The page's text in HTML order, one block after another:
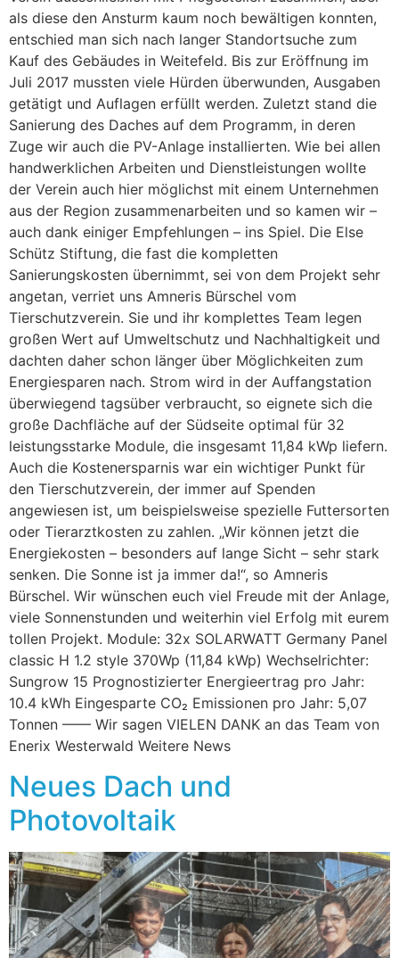
als diese den Ansturm kaum noch bewältigen konnten,
entschied man sich nach langer Standortsuche zum
Kauf des Gebäudes in Weitefeld. Bis zur Eröffnung im
Juli 2017 mussten viele Hürden überwunden, Ausgaben
getätigt und Auflagen erfüllt werden. Zuletzt stand die
Sanierung des Daches auf dem Programm, in deren
Zuge wir auch die PV-Anlage installierten. Wie bei allen
handwerklichen Arbeiten und Dienstleistungen wollte
der Verein auch hier möglichst mit einem Unternehmen
aus der Region zusammenarbeiten und so kamen wir –
auch dank einiger Empfehlungen – ins Spiel. Die Else
Schütz Stiftung, die fast die kompletten
Sanierungskosten übernimmt, sei von dem Projekt sehr
angetan, verriet uns Amneris Bürschel vom
Tierschutzverein. Sie und ihr komplettes Team legen
großen Wert auf Umweltschutz und Nachhaltigkeit und
dachten daher schon länger über Möglichkeiten zum
Energiesparen nach. Strom wird in der Auffangstation
überwiegend tagsüber verbraucht, so eignete sich die
große Dachfläche auf der Südseite optimal für 32
leistungsstarke Module, die insgesamt 11,84 kWp liefern.
Auch die Kostenersparnis war ein wichtiger Punkt für
den Tierschutzverein, der immer auf Spenden
angewiesen ist, um beispielsweise spezielle Futtersorten
oder Tierarztkosten zu zahlen. „Wir können jetzt die
Energiekosten – besonders auf lange Sicht – sehr stark
senken. Die Sonne ist ja immer da!“, so Amneris
Bürschel. Wir wünschen euch viel Freude mit der Anlage,
viele Sonnenstunden und weiterhin viel Erfolg mit eurem
tollen Projekt. Module: 32x SOLARWATT Germany Panel
classic H 1.2 style 370Wp (11,84 kWp) Wechselrichter:
Sungrow 15 Prognostizierter Energieertrag pro Jahr:
10.4 kWh Eingesparte CO₂ Emissionen pro Jahr: 5,07
Tonnen —— Wir sagen VIELEN DANK an das Team von
Enerix Westerwald Weitere News
Neues Dach und
Photovoltaik